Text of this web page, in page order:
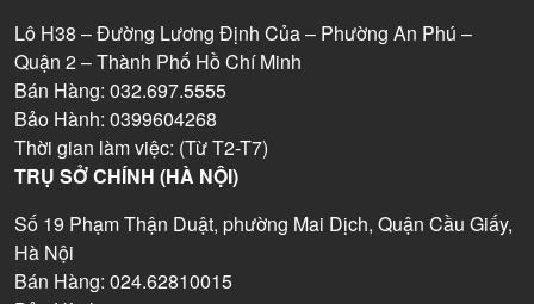
Lô H38 – Đường Lương Định Của – Phường An Phú –
Quận 2 – Thành Phố Hồ Chí Minh
Bán Hàng: 032.697.5555
Bảo Hành: 0399604268
Thời gian làm việc: (Từ T2-T7)
TRỤ SỞ CHÍNH (HÀ NỘI)
Số 19 Phạm Thận Duật, phường Mai Dịch, Quận Cầu Giấy,
Hà Nội
Bán Hàng: 024.62810015